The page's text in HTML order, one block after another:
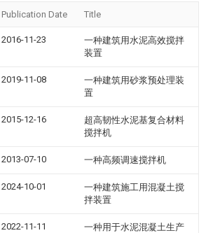
Publication Date Title
2016-11-23
一种建筑用水泥高效搅拌
装置
2019-11-08
一种建筑用砂浆预处理装
置
2015-12-16
超高韧性水泥基复合材料
搅拌机
2013-07-10 一种高频调速搅拌机
2024-10-01
一种建筑施工用混凝土搅
拌装置
2022-11-11
一种用于水泥混凝土生产